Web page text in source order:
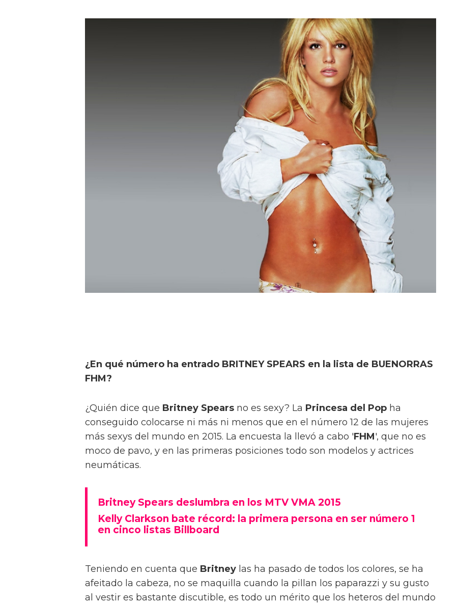
¿En qué número ha entrado BRITNEY SPEARS en la lista de BUENORRAS
FHM?
¿Quién dice que Britney Spears no es sexy? La Princesa del Pop ha
conseguido colocarse ni más ni menos que en el número 12 de las mujeres
más sexys del mundo en 2015. La encuesta la llevó a cabo 'FHM', que no es
moco de pavo, y en las primeras posiciones todo son modelos y actrices
neumáticas.
Britney Spears deslumbra en los MTV VMA 2015
Kelly Clarkson bate récord: la primera persona en ser número 1
en cinco listas Billboard
Teniendo en cuenta que Britney las ha pasado de todos los colores, se ha
afeitado la cabeza, no se maquilla cuando la pillan los paparazzi y su gusto
al vestir es bastante discutible, es todo un mérito que los heteros del mundo